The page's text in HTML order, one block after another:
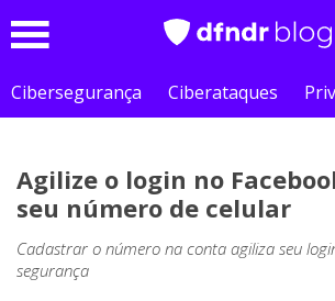
Cibersegurança
Ciberataques
Agilize o login no
seu número de celular
Cadastrar o número na conta agiliza seu
segurança